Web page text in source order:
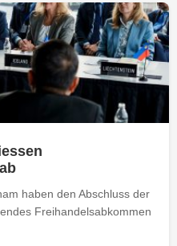
haben den Abschluss der
Freihandelsabkommen